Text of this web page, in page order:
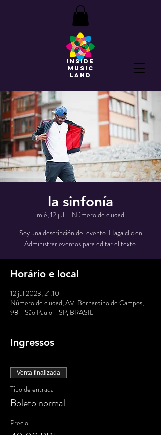
INSIDE
MUSIC
LAND
la sinfonía
mié, 12 jul
  |
Número de ciudad
Soy una descripción del evento. Haga clic en
Administrar eventos para editar el texto.
Horário e local
12 jul 2023, 21:10
Número de ciudad, AV. Bernardino de Campos,
98 - São Paulo - SP, BRASIL
Ingressos
Venta finalizada
Tipo de entrada
Boleto normal
Precio